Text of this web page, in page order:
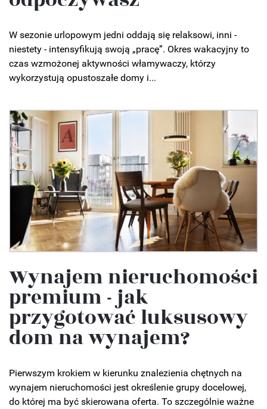
W sezonie urlopowym jedni oddają się relaksowi, inni -
niestety - intensyfikują swoją „pracę”. Okres wakacyjny to
czas wzmożonej aktywności włamywaczy, którzy
wykorzystują opustoszałe domy i...
Wynajem nieruchomości
premium - jak
przygotować luksusowy
dom na wynajem?
Pierwszym krokiem w kierunku znalezienia chętnych na
wynajem nieruchomości jest określenie grupy docelowej,
do której ma być skierowana oferta. To szczególnie ważne